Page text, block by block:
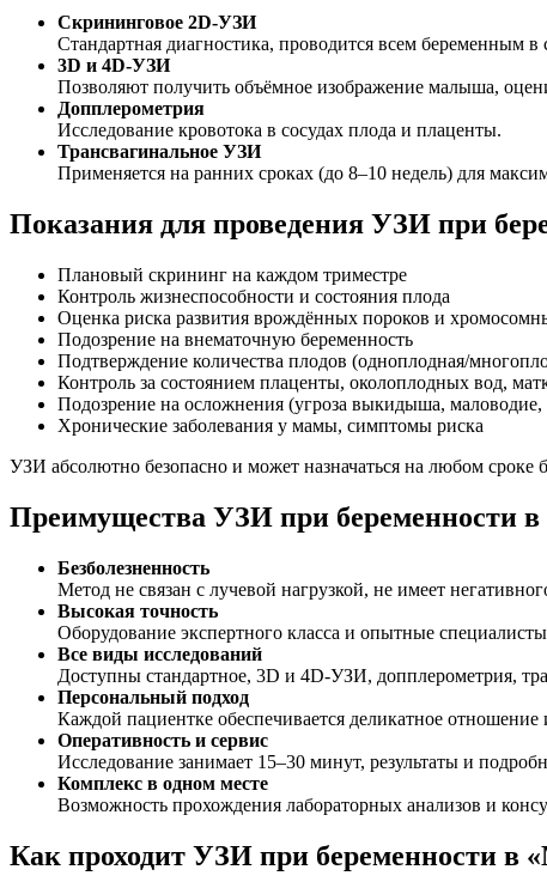
Скрининговое 2D-УЗИ
Стандартная диагностика, проводится всем беременным
3D и 4D-УЗИ
Позволяют получить объёмное изображение малыша,
Допплерометрия
Исследование кровотока в сосудах плода и плаценты.
Трансвагинальное УЗИ
Применяется на ранних сроках (до 8–10 недель) для
Показания для проведения УЗИ при
Плановый скрининг на каждом триместре
Контроль жизнеспособности и состояния плода
Оценка риска развития врождённых пороков и
Подозрение на внематочную беременность
Подтверждение количества плодов (одноплодная/
Контроль за состоянием плаценты, околоплодных вод,
Подозрение на осложнения (угроза выкидыша, маловодие,
Хронические заболевания у мамы, симптомы риска
УЗИ абсолютно безопасно и может назначаться на любом сроке
Преимущества УЗИ при беременности
Безболезненность
Метод не связан с лучевой нагрузкой, не имеет
Высокая точность
Оборудование экспертного класса и опытные
Все виды исследований
Доступны стандартное, 3D и 4D-УЗИ, допплерометрия,
Персональный подход
Каждой пациентке обеспечивается деликатное
Оперативность и сервис
Исследование занимает 15–30 минут, результаты и
Комплекс в одном месте
Возможность прохождения лабораторных анализов и
Как проходит УЗИ при беременности в